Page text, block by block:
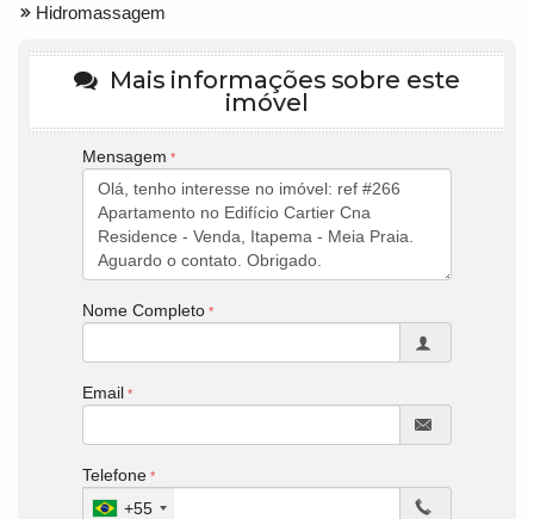
Hidromassagem
Mais informações sobre este
imóvel
Mensagem
Nome Completo
Email
Telefone
+55